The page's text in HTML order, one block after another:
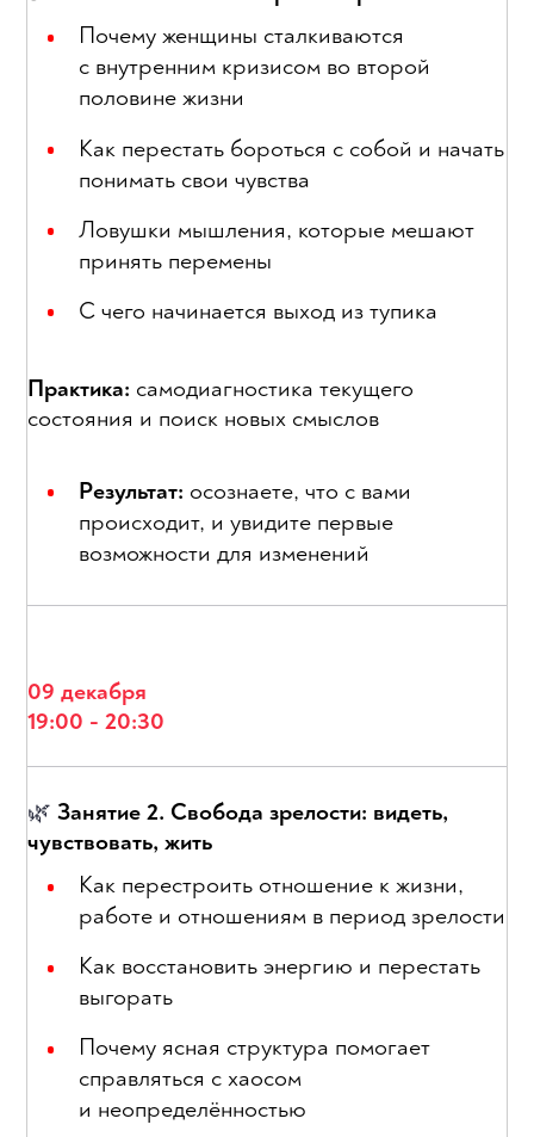
Почему женщины сталкиваются
с внутренним кризисом во второй
половине жизни
Как перестать бороться с собой и начать
понимать свои чувства
Ловушки мышления, которые мешают
принять перемены
С чего начинается выход из тупика
Практика: самодиагностика текущего
состояния и поиск новых смыслов
Результат: осознаете, что с вами
происходит, и увидите первые
возможности для изменений
09 декабря
19:00 - 20:30
🌿Занятие 2. Свобода зрелости: видеть,
чувствовать, жить
Как перестроить отношение к жизни,
работе и отношениям в период зрелости
Как восстановить энергию и перестать
выгорать
Почему ясная структура помогает
справляться с хаосом
и неопределённостью